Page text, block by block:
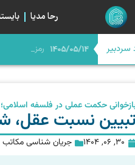
رحا مدیا
سردبیر 1405/05/12 رمزگشایی از صر
میانِ «مسیر»
اربعین در
اگر امام
حکمت عملی در فلسفه اسلامی؛
تبیین نسبت عقل،
30, 06, 1404 جریان شناسی مکاتب